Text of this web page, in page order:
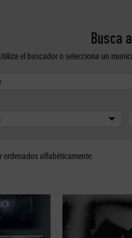
Busca
el buscador o selecciona un
alfabéticamente.